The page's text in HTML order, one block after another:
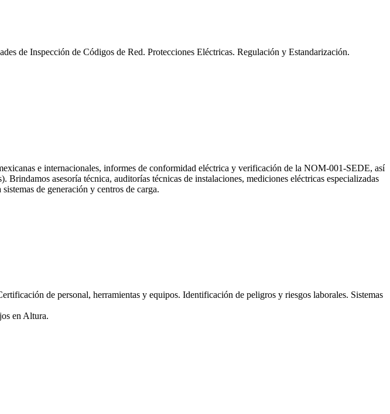
de Inspección de Códigos de Red. Protecciones Eléctricas. Regulación y Estandarización.
e internacionales, informes de conformidad eléctrica y verificación de la NOM-001-SEDE, así
asesoría técnica, auditorías técnicas de instalaciones, mediciones eléctricas especializadas
de generación y centros de carga.
de personal, herramientas y equipos. Identificación de peligros y riesgos laborales. Sistemas
en Altura.